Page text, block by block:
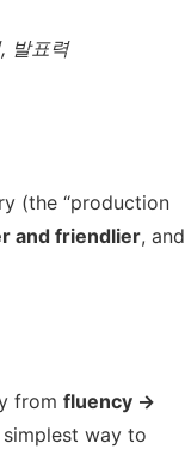
발표력
(the “production
and friendlier, and
from fluency →
simplest way to